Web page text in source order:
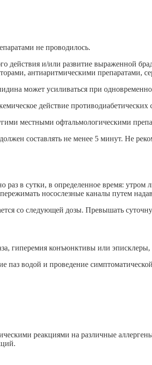
не проводилось.
действия и/или развитие выраженной
антиаритмическими препаратами,
может усиливаться при
действие
местными офтальмологическими
составлять не менее 5 минут. Не
раз в сутки, в определенное время:
носослезные каналы путем
со следующей дозы. Превышать
гиперемия конъюнктивы или
паз водой и проведение
реакциями на различные